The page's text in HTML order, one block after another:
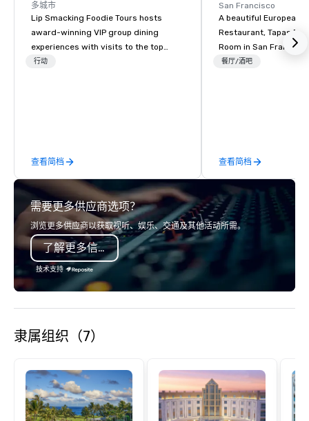
多城市
Lip Smacking Foodie Tours hosts
award-winning VIP group dining
experiences with visits to the top
restaurants throughout the United
and craft cocktails at each venue, all
with complete VIP service. This unique
experience gives guests the
opportunity to sit next to different
colleagues at each venue to mix,
mingle, and easily network. Each tour
is led by a professional guide
specializing in escorting large groups
with utmost care, who personalizes
each experience with fun and
engaging information along the way.
entertaining activity and unique
meeting events, from conferences to
team building. All-Inclusive Group
Dining When meeting planners book a
行动
查看简档
San Francisco
A beautiful European
Restaurant, Tapas
Room in San Francisco. ​From
餐厅/酒吧
查看简档
需要更多供应商选项？
浏览更多供应商以获取视听、娱乐、交通及其他活动所需。
了解更多信息
技术支持
隶属组织（7）